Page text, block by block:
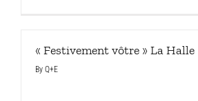
« Festivement vôtre » La Halle
By Q+E